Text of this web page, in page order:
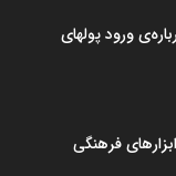
ورود پولهای
فرهنگی